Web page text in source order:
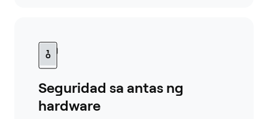
Seguridad sa antas ng
hardware